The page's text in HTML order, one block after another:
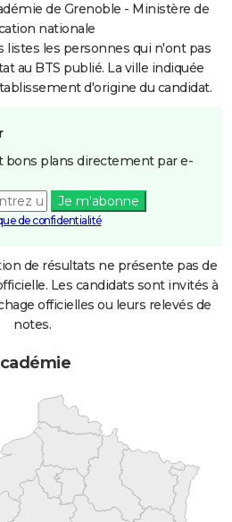
de Grenoble - Ministère de
nationale
listes les personnes qui n'ont pas
au BTS publié. La ville indiquée
d'origine du candidat.
bons plans directement par e-
Je m'abonne
de confidentialité
de résultats ne présente pas de
Les candidats sont invités à
officielles ou leurs relevés de
notes.